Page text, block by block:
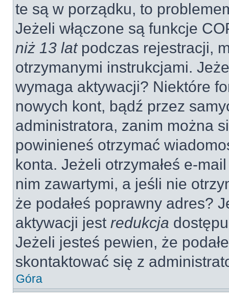
te są w porządku, to
Jeżeli włączone są funkcje
niż 13 latpodczas rejestracji,
otrzymanymi instrukcjami.
wymaga aktywacji? Niektóre
nowych kont, bądź przez
administratora, zanim można
powinieneś otrzymać
konta. Jeżeli otrzymałeś e-
nim zawartymi, a jeśli nie
że podałeś poprawny adres?
aktywacji jest redukcja
Jeżeli jesteś pewien, że
skontaktować się z
Góra